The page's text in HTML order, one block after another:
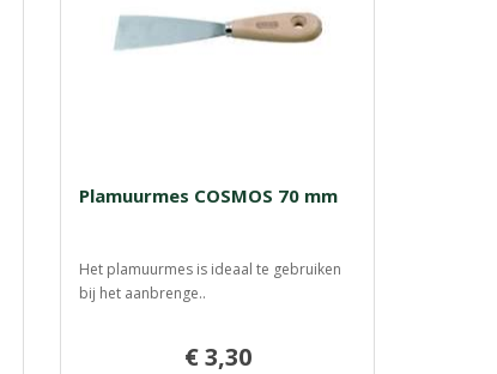
Plamuurmes COSMOS 70 mm
Het plamuurmes is ideaal te gebruiken
bij het aanbrenge..
€ 3,30